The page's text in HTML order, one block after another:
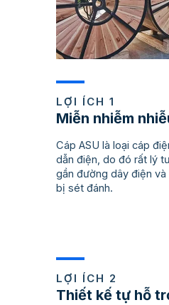
LỢI ÍCH 1
Miễn nhiễm
Cáp ASU là loại cáp
dẫn điện, do đó rất lý
gần đường dây điện
bị sét đánh.
LỢI ÍCH 2
Thiết kế tự hỗ